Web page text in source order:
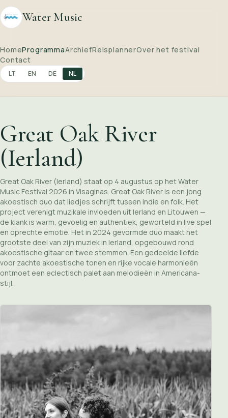
Water Music
HomeProgrammaArchiefReisplannerOver het festival
Contact
LT EN DE NL
Great Oak River
(Ierland)
Great Oak River (Ierland) staat op 4 augustus op het Water
Music Festival 2026 in Visaginas. Great Oak River is een jong
akoestisch duo dat liedjes schrijft tussen indie en folk. Het
project verenigt muzikale invloeden uit Ierland en Litouwen —
de klank is warm, gevoelig en authentiek, geworteld in live spel
en oprechte emotie. Het in 2024 gevormde duo maakt het
grootste deel van zijn muziek in Ierland, opgebouwd rond
akoestische gitaar en twee stemmen. Een gedeelde liefde
voor zachte akoestische tonen en rijke vocale harmonieën
ontmoet een eclectisch palet aan melodieën in Americana-
stijl.